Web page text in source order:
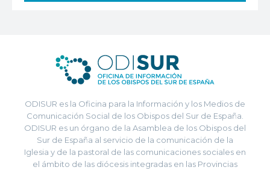
ODISUR es la Oficina para la Información y los Medios de
Comunicación Social de los Obispos del Sur de España.
ODISUR es un órgano de la Asamblea de los Obispos del
Sur de España al servicio de la comunicación de la
Iglesia y de la pastoral de las comunicaciones sociales en
el ámbito de las diócesis integradas en las Provincias